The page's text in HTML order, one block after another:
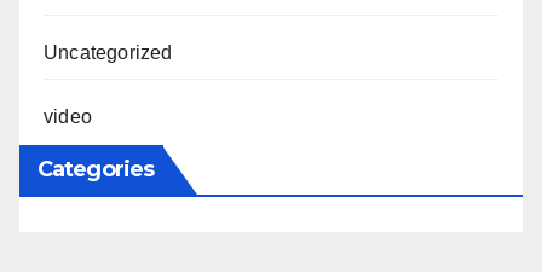
Uncategorized
video
Categories